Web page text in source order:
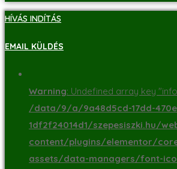
HÍVÁS INDÍTÁS
EMAIL KÜLDÉS
Warning: Undefined array key
/data/9/a/9a48d5cd-17dd-
1df2f24014d1/szepesiszki.hu/
content/plugins/elementor/
assets/data-managers/font-